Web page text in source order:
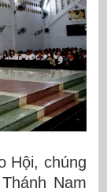
Hội, chúng
Nam